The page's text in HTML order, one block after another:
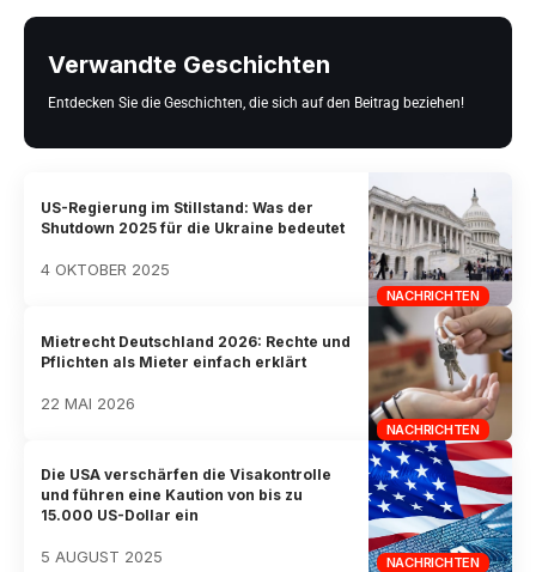
Verwandte Geschichten
Entdecken Sie die Geschichten, die sich auf den Beitrag beziehen!
NACHRICHTEN
US-Regierung im Stillstand: Was der
Shutdown 2025 für die Ukraine bedeutet
4 OKTOBER 2025
NACHRICHTEN
Mietrecht Deutschland 2026: Rechte und
Pflichten als Mieter einfach erklärt
22 MAI 2026
NACHRICHTEN
Die USA verschärfen die Visakontrolle
und führen eine Kaution von bis zu
15.000 US-Dollar ein
5 AUGUST 2025